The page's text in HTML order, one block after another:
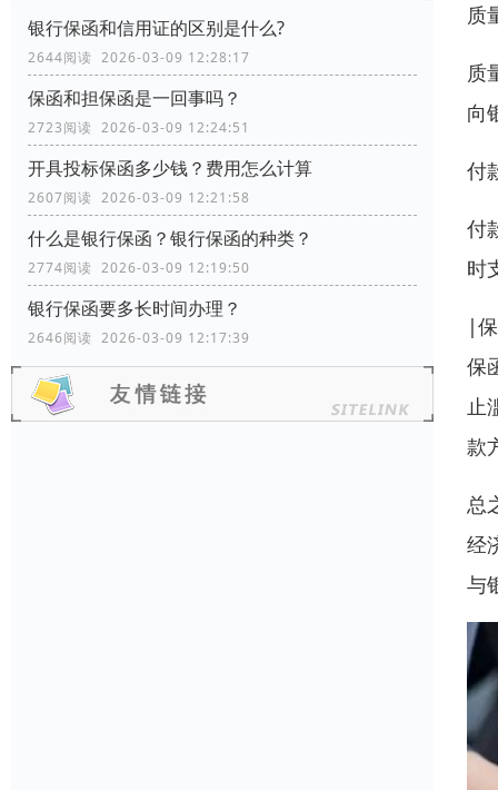
银行保函和信用证的区别是什么?
2644阅读 2026-03-09 12:28:17
保函和担保函是一回事吗？
2723阅读 2026-03-09 12:24:51
开具投标保函多少钱？费用怎么计算
2607阅读 2026-03-09 12:21:58
什么是银行保函？银行保函的种类？
2774阅读 2026-03-09 12:19:50
银行保函要多长时间办理？
2646阅读 2026-03-09 12:17:39
质
质
向
付
付
时
|
保
止
款
总
经
与